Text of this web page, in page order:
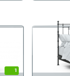
1